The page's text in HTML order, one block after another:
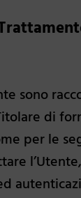
sono
di
per le